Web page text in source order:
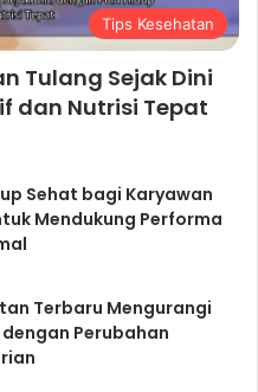
Tips Kesehatan
Tulang Sejak Dini
dan Nutrisi Tepat
Sehat bagi Karyawan
Mendukung Performa
Terbaru Mengurangi
dengan Perubahan